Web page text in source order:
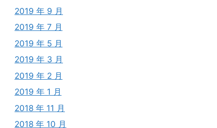
2019 年 9 月
2019 年 7 月
2019 年 5 月
2019 年 3 月
2019 年 2 月
2019 年 1 月
2018 年 11 月
2018 年 10 月